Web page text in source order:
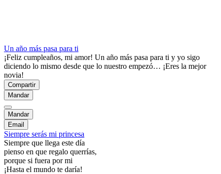
Un año más pasa para ti
¡Feliz cumpleaños, mi amor! Un año más pasa para ti y yo sigo
diciendo lo mismo desde que lo nuestro empezó… ¡Eres la mejor
novia!
Compartir
Mandar
Mandar
Email
Siempre serás mi princesa
Siempre que llega este día
pienso en que regalo querrías,
porque si fuera por mi
¡Hasta el mundo te daría!